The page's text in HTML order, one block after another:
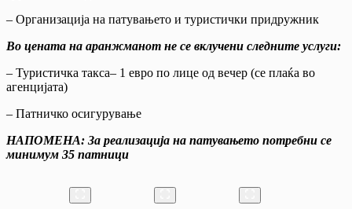
– Организација на патувањето и туристички придружник
Во цената на аранжманот не се вклучени следните услуги:
– Туристичка такса– 1 евро по лице од вечер (се плаќа во
агенцијата)
– Патничко осигурување
НАПОМЕНА: За реализација на патувањето потребни се
минимум 35 патници